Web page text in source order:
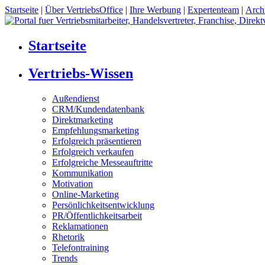
Startseite | Über VertriebsOffice | Ihre Werbung | Expertenteam |
Startseite
Vertriebs-Wissen
Außendienst
CRM/Kundendatenbank
Direktmarketing
Empfehlungsmarketing
Erfolgreich präsentieren
Erfolgreich verkaufen
Erfolgreiche Messeauftritte
Kommunikation
Motivation
Online-Marketing
Persönlichkeitsentwicklung
PR/Öffentlichkeitsarbeit
Reklamationen
Rhetorik
Telefontraining
Trends